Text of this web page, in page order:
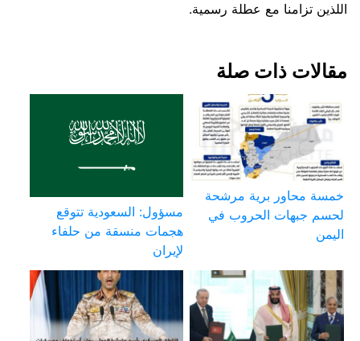
اللذين تزامنا مع عطلة رسمية.
مقالات ذات صلة
خمسة محاور برية مرشحة
لحسم جبهات الحروب في
اليمن
مسؤول: السعودية تتوقع
هجمات منسقة من حلفاء
لإيران